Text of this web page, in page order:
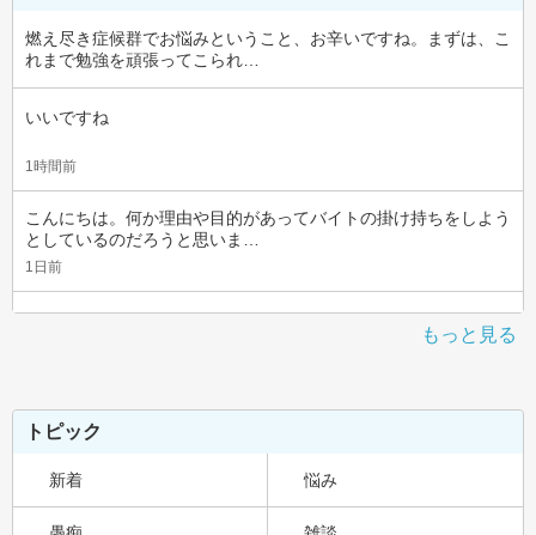
燃え尽き症候群でお悩みということ、お辛いですね。まずは、こ
れまで勉強を頑張ってこられ…
いいですね
1時間前
こんにちは。何か理由や目的があってバイトの掛け持ちをしよう
としているのだろうと思いま…
1日前
もっと見る
トピック
新着 悩み